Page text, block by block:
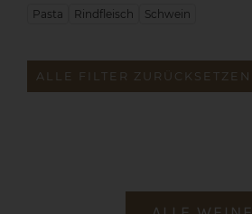
Pasta Rindfleisch Schwein
ALLE FILTER ZURÜCKSETZEN